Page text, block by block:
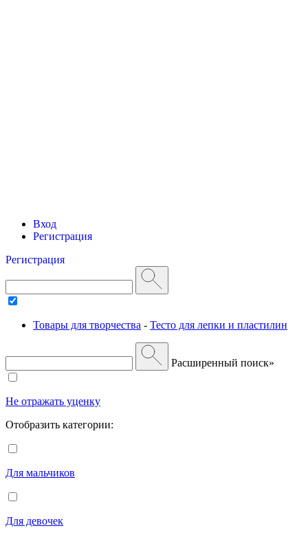
Вход
Регистрация
Регистрация
Товары для творчества - Тесто для лепки и пластилин
Расширенный поиск»
Не отражать уценку
Отобразить категории:
Для мальчиков
Для девочек